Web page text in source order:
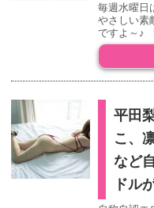
毎週水曜日
やさしい素
ですよ～♪
平田
こ、
など
ドル